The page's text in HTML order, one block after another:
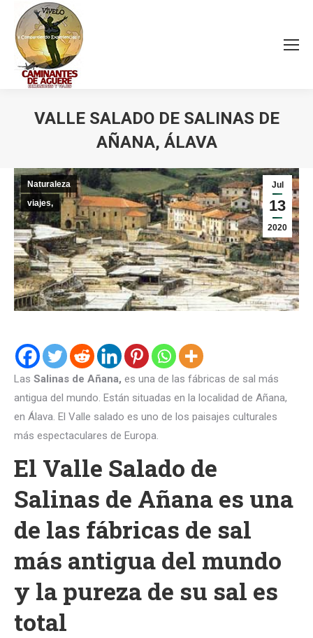
VALLE SALADO DE SALINAS DE
AÑANA, ÁLAVA
Jul
13
2020
Naturaleza
viajes,
Las Salinas de Añana, es una de las fábricas de sal más
antigua del mundo. Están situadas en la localidad de Añana,
en Álava. El Valle salado es uno de los paisajes culturales
más espectaculares de Europa.
El Valle Salado de
Salinas de Añana es una
de las fábricas de sal
más antigua del mundo
y la pureza de su sal es
total